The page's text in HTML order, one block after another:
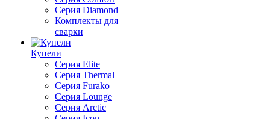
Серия Diamond
Комплекты для
сварки
Купели
Серия Elite
Серия Thermal
Серия Furako
Серия Lounge
Серия Arctic